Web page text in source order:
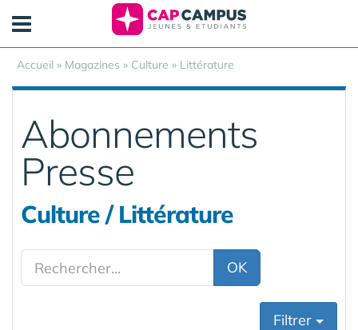
Accueil » Magazines » Culture » Littérature
Abonnements
Presse
Culture / Littérature
OK
Filtrer
Panneau de gestion des cookies